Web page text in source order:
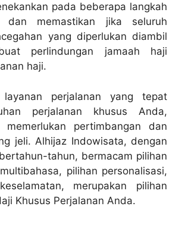
pada beberapa langkah
dan memastikan jika seluruh
yang diperlukan diambil
perlindungan jamaah haji
haji.
layanan perjalanan yang tepat
perjalanan khusus Anda,
pertimbangan dan
jeli. Alhijaz Indowisata, dengan
tahun, bermacam pilihan
pilihan personalisasi,
merupakan pilihan
Khusus Perjalanan Anda.